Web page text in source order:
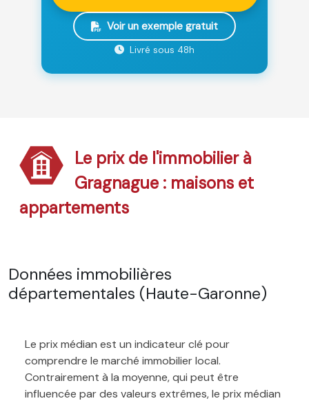
Voir un exemple gratuit
Livré sous 48h
Le prix de l'immobilier à
Gragnague : maisons et
appartements
Données immobilières
départementales (Haute-Garonne)
Le prix médian est un indicateur clé pour
comprendre le marché immobilier local.
Contrairement à la moyenne, qui peut être
influencée par des valeurs extrêmes, le prix médian